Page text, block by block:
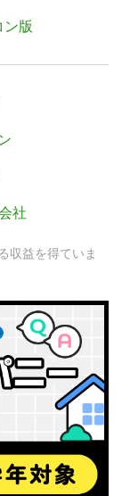
ン版
社
収益を得ていま